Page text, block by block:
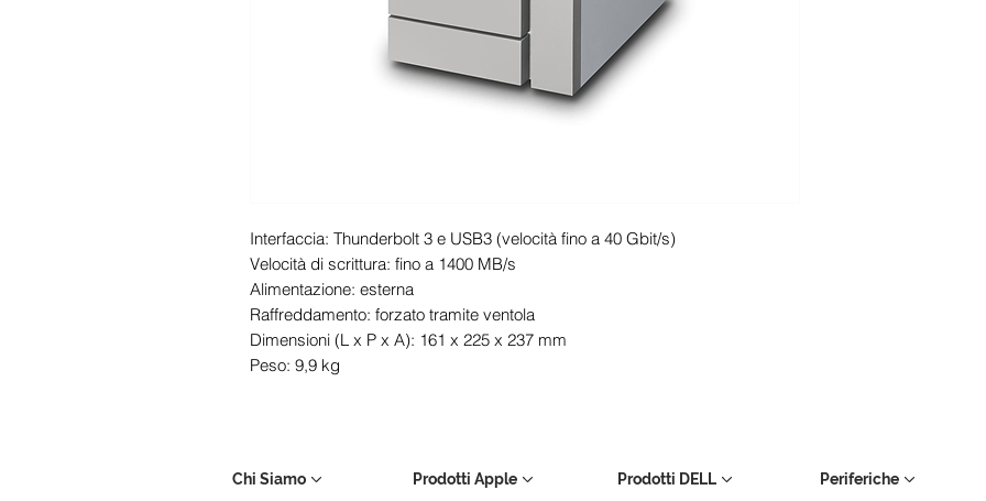
Interfaccia: Thunderbolt 3 e USB3 (velocità fino a 40 Gbit/s)
Velocità di scrittura: fino a 1400 MB/s
Alimentazione: esterna
Raffreddamento: forzato tramite ventola
Dimensioni (L x P x A): 161 x 225 x 237 mm
Peso: 9,9 kg
Chi Siamo
Prodotti Apple
Prodotti DELL
Periferiche